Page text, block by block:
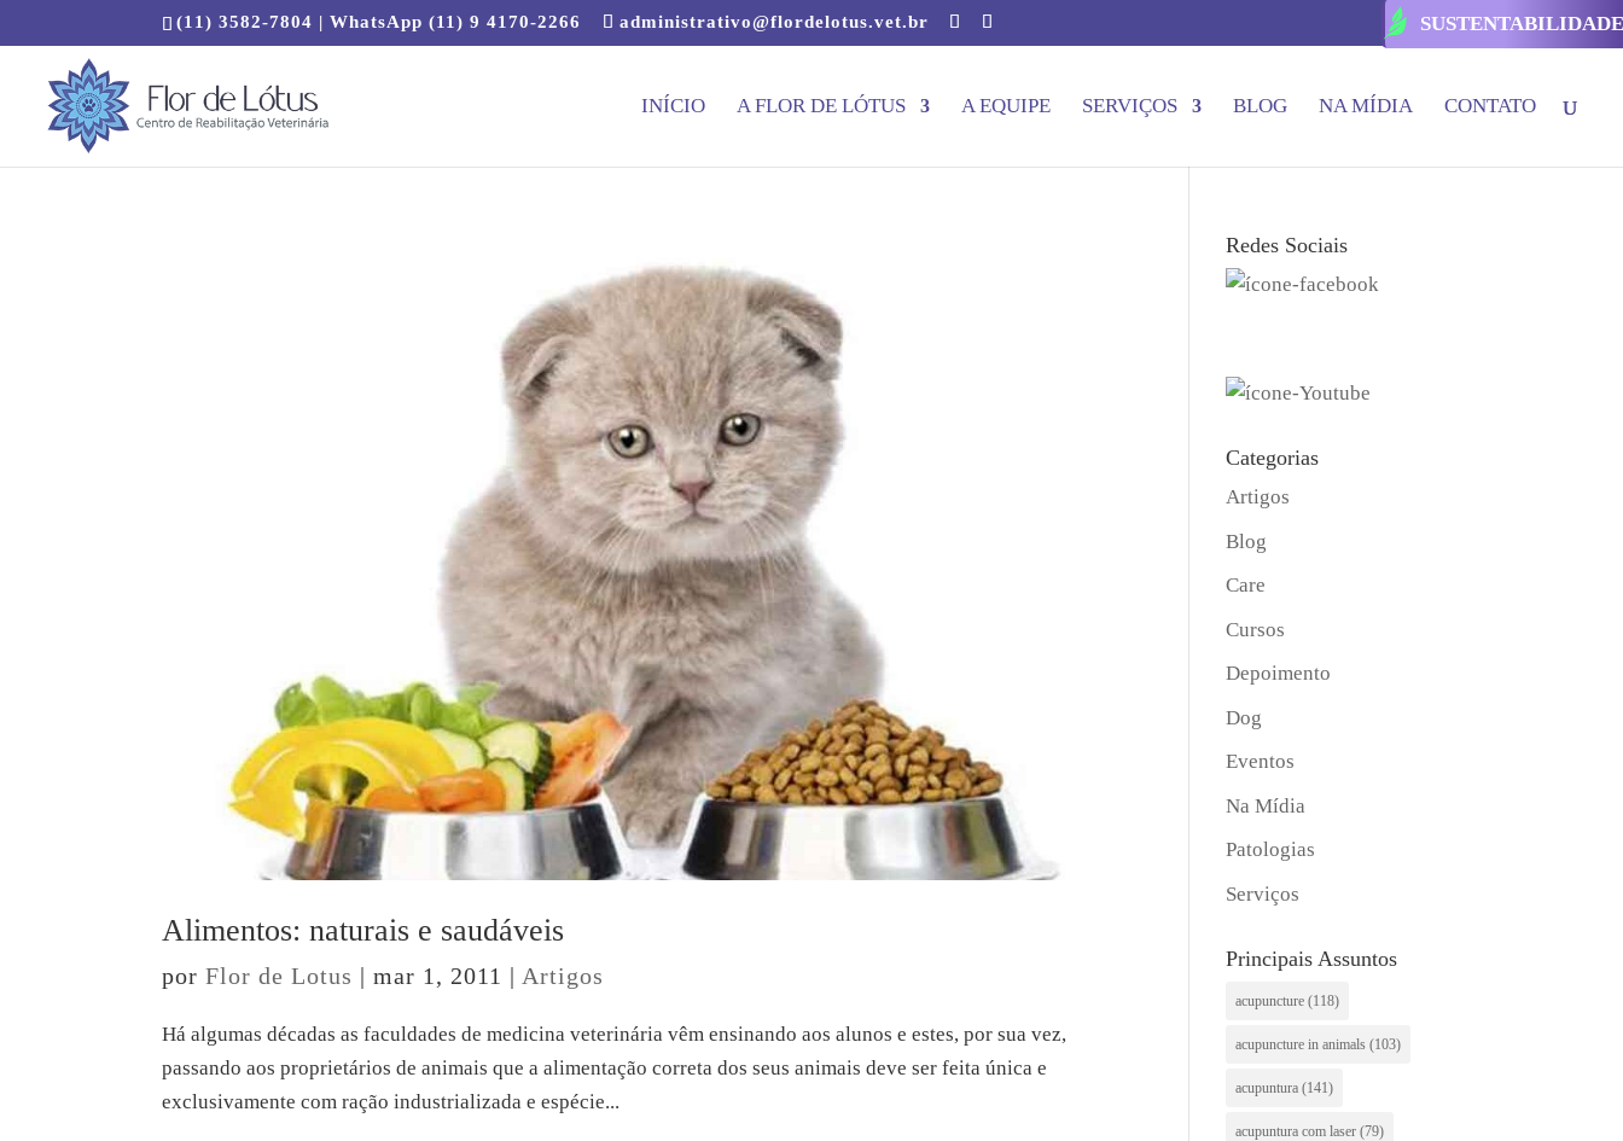
(11) 3582-7804 | WhatsApp (11) 9 4170-2266 administrativo@flordelotus.vet.br
INÍCIO A FLOR DE LÓTUS A EQUIPE SERVIÇOS BLOG NA MÍDIA CONTATO
Alimentos: naturais e saudáveis
porFlor de Lotus |mar 1, 2011 | Artigos
Há algumas décadas as faculdades de medicina veterinária vêm ensinando aos alunos e estes, por sua vez,
passando aos proprietários de animais que a alimentação correta dos seus animais deve ser feita única e
exclusivamente com ração industrializada e espécie...
Redes Sociais
Categorias
Artigos
Blog
Care
Cursos
Depoimento
Dog
Eventos
Na Mídia
Patologias
Serviços
Principais Assuntos
acupuncture (118)
acupuncture in animals (103)
acupuntura (141)
acupuntura com laser (79)
SUSTENTABILIDADE